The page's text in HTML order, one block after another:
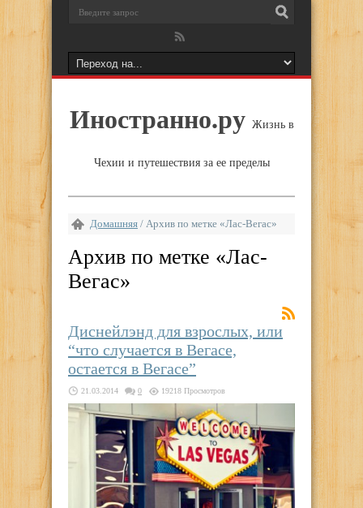
Иностранно.ру Жизнь в
Чехии и путешествия за ее пределы
Домашняя / Архив по метке «Лас-Вегас»
Архив по метке «Лас-
Вегас»
Диснейлэнд для взрослых, или
“что случается в Вегасе,
остается в Вегасе”
21.03.2014 0 19218 Просмотров